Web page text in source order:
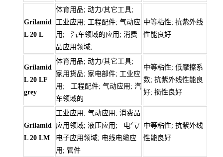
Grilamid
L 20 L
体育用品; 动力/其它工具;
工业应用; 工程配件; 气动应
用; 汽车领域的应用; 消费
品应用领域;
中等粘性; 抗紫外线
性能良好
Grilamid
L 20 LF
grey
体育用品; 动力/其它工具;
家用货品; 家电部件; 工业应
用; 工程配件; 气动应用; 汽
车领域的
中等粘性; 低摩擦系
数; 抗紫外线性能良
好; 损性良好
Grilamid
L 20 LM
工业应用; 气动应用; 消费品
应用领域; 液压应用; 电气/
电子应用领域; 电线电缆应
用; 管件
中等粘性; 抗紫外线
性能良好